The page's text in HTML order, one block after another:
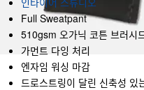
Full Sweatpant
510gsm 오가닉 코튼 브러시
가먼트 다잉 처리
엔자임 워싱 마감
드로스트링이 달린 신축성 있